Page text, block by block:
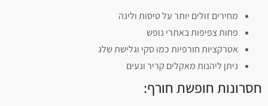
מחירים זולים יותר על טיסות ולינה
פחות צפיפות באתרי נופש
אטרקציות חורפיות כמו סקי וגלישת שלג
ניתן ליהנות מאקלים קריר ונעים
חסרונות חופשת חורף: